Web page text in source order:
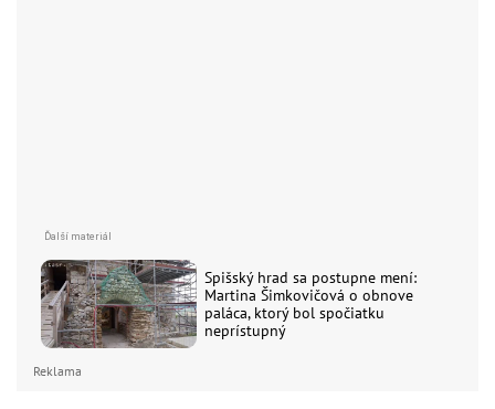
Spišský hrad sa postupne mení:
Martina Šimkovičová o obnove
paláca, ktorý bol spočiatku
neprístupný
Reklama